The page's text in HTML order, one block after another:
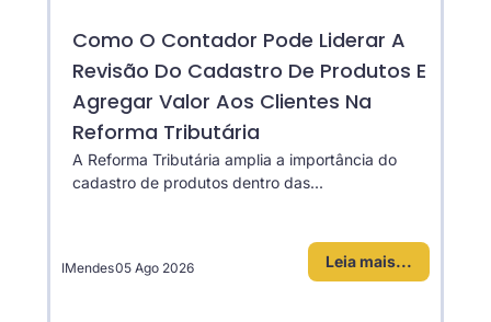
Como O Contador Pode Liderar A
Revisão Do Cadastro De Produtos E
Agregar Valor Aos Clientes Na
Reforma Tributária
A Reforma Tributária amplia a importância do
cadastro de produtos dentro das...
Leia mais...
IMendes05 Ago 2026